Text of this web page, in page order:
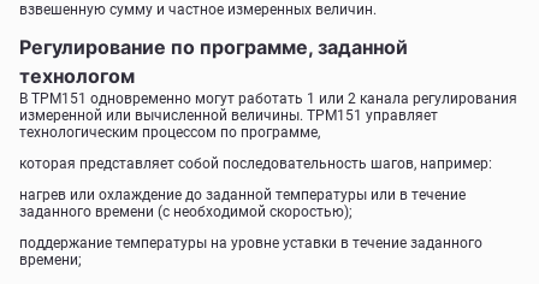
взвешенную сумму и частное измеренных величин.
Регулирование по программе, заданной
технологом
В ТРМ151 одновременно могут работать 1 или 2 канала регулирования
измеренной или вычисленной величины. ТРМ151 управляет
технологическим процессом по программе,
которая представляет собой последовательность шагов, например:
нагрев или охлаждение до заданной температуры или в течение
заданного времени (с необходимой скоростью);
поддержание температуры на уровне уставки в течение заданного
времени;